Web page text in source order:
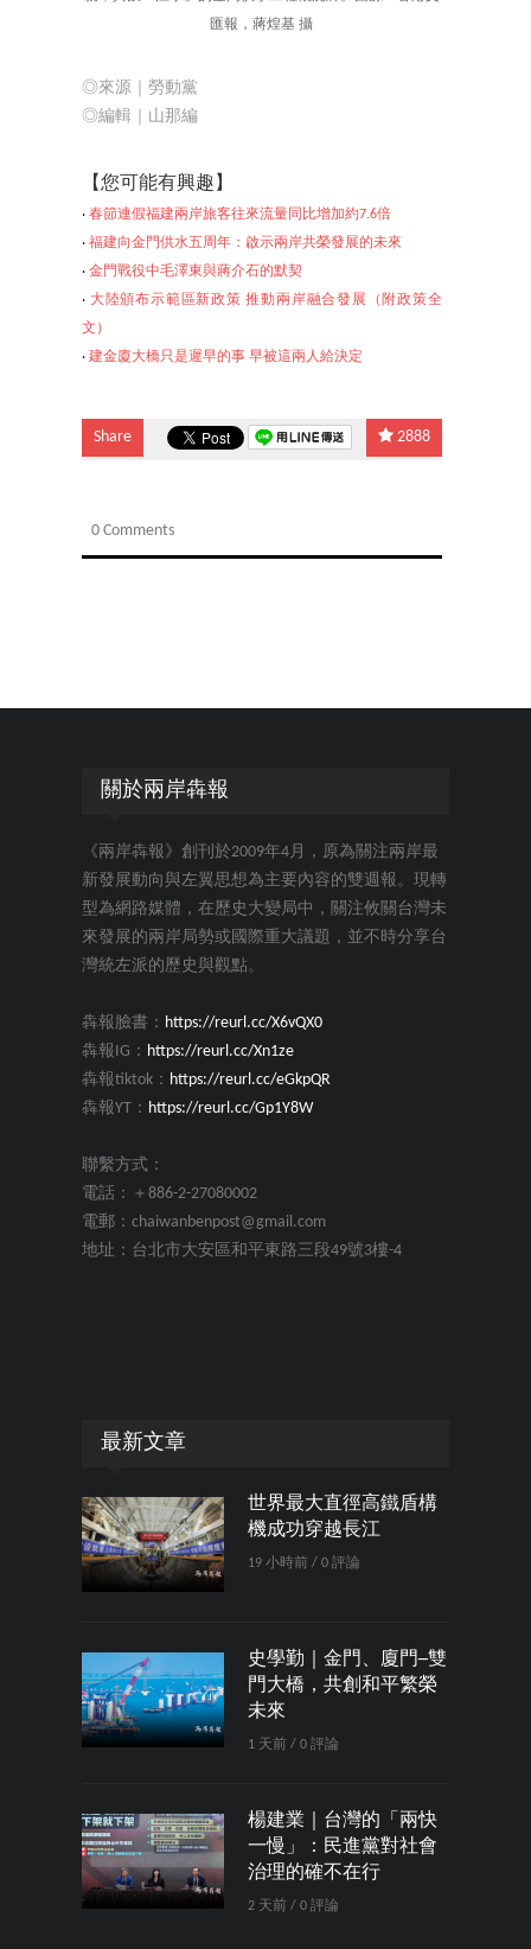
匯報，蔣煌基 攝
◎來源｜勞動黨
◎編輯｜山那編
【您可能有興趣】
‧ 春節連假福建兩岸旅客往來流量同比增加約7.6倍
‧ 福建向金門供水五周年：啟示兩岸共榮發展的未來
‧ 金門戰役中毛澤東與蔣介石的默契
‧ 大陸頒布示範區新政策 推動兩岸融合發展（附政策全
文）
‧ 建金廈大橋只是遲早的事 早被這兩人給決定
Share 2888
0 Comments
關於兩岸犇報
《兩岸犇報》創刊於2009年4月，原為關注兩岸最
新發展動向與左翼思想為主要內容的雙週報。現轉
型為網路媒體，在歷史大變局中，關注攸關台灣未
來發展的兩岸局勢或國際重大議題，並不時分享台
灣統左派的歷史與觀點。
犇報臉書： https://reurl.cc/X6vQX0
犇報IG： https://reurl.cc/Xn1ze
犇報tiktok： https://reurl.cc/eGkpQR
犇報YT： https://reurl.cc/Gp1Y8W
聯繫方式：
電話：＋886-2-27080002
電郵：chaiwanbenpost@gmail.com
地址：台北市大安區和平東路三段49號3樓-4
最新文章
世界最大直徑高鐵盾構
機成功穿越長江
19 小時前 / 0 評論
史學勤｜金門、廈門─雙
門大橋，共創和平繁榮
未來
1 天前 / 0 評論
楊建業｜台灣的「兩快
一慢」：民進黨對社會
治理的確不在行
2 天前 / 0 評論